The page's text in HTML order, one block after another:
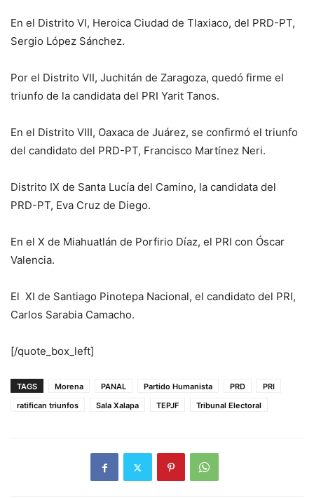
En el Distrito VI, Heroica Ciudad de Tlaxiaco, del PRD-PT,
Sergio López Sánchez.
Por el Distrito VII, Juchitán de Zaragoza, quedó firme el
triunfo de la candidata del PRI Yarit Tanos.
En el Distrito VIII, Oaxaca de Juárez, se confirmó el triunfo
del candidato del PRD-PT, Francisco Martínez Neri.
Distrito IX de Santa Lucía del Camino, la candidata del
PRD-PT, Eva Cruz de Diego.
En el X de Miahuatlán de Porfirio Díaz, el PRI con Óscar
Valencia.
El XI de Santiago Pinotepa Nacional, el candidato del PRI,
Carlos Sarabia Camacho.
[/quote_box_left]
TAGS Morena PANAL Partido Humanista PRD
PRI
ratifican triunfos
Sala Xalapa TEPJF Tribunal Electoral